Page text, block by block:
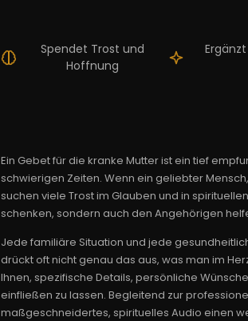
Spendet Trost und
Hoffnung
Ein Gebet für die kranke Mutter ist ein tief
schwierigen Zeiten. Wenn ein geliebter
suchen viele Trost im Glauben und in
schenken, sondern auch den Angehörigen
Jede familiäre Situation und jede
drückt oft nicht genau das aus, was man im
Ihnen, spezifische Details, persönliche
einfließen zu lassen. Begleitend zur
maßgeschneidertes, spirituelles Audio einen